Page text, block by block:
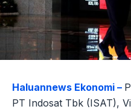
Haluannews Ekonomi –
PT Indosat Tbk (ISAT),